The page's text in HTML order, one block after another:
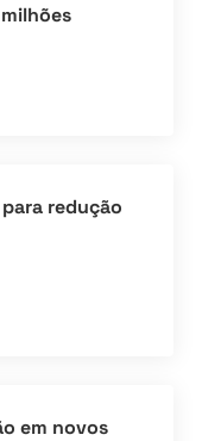
redução
em novos